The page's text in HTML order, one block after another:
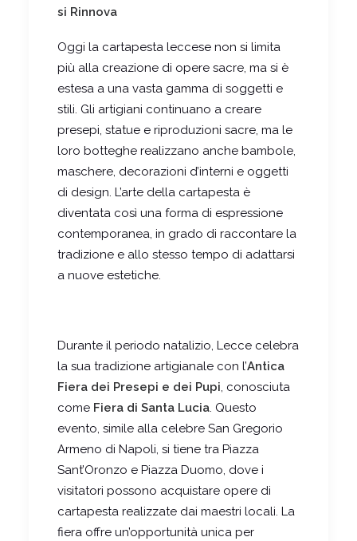
si Rinnova
Oggi la cartapesta leccese non si limita
più alla creazione di opere sacre, ma si è
estesa a una vasta gamma di soggetti e
stili. Gli artigiani continuano a creare
presepi, statue e riproduzioni sacre, ma le
loro botteghe realizzano anche bambole,
maschere, decorazioni d’interni e oggetti
di design. L’arte della cartapesta è
diventata così una forma di espressione
contemporanea, in grado di raccontare la
tradizione e allo stesso tempo di adattarsi
a nuove estetiche.
Durante il periodo natalizio, Lecce celebra
la sua tradizione artigianale con l’Antica
Fiera dei Presepi e dei Pupi, conosciuta
come Fiera di Santa Lucia. Questo
evento, simile alla celebre San Gregorio
Armeno di Napoli, si tiene tra Piazza
Sant’Oronzo e Piazza Duomo, dove i
visitatori possono acquistare opere di
cartapesta realizzate dai maestri locali. La
fiera offre un’opportunità unica per